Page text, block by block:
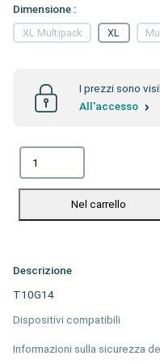
Dimensione :
XL Multipack XL
I prezzi sono
All'accesso
Nel carrello
Descrizione
T10G14
Dispositivi compatibili
Informazioni sulla sicurezza